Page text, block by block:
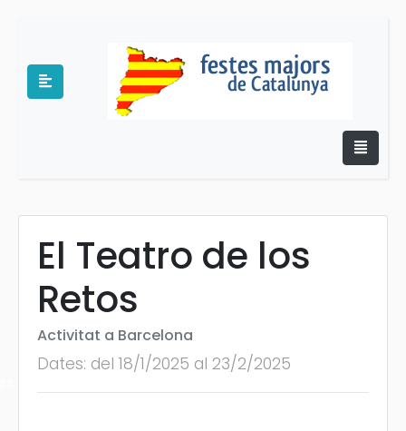
El Teatro de los
Retos
Activitat a Barcelona
Dates: del 18/1/2025 al 23/2/2025